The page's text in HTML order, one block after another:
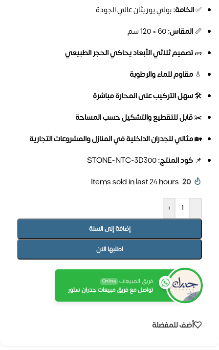
✅الخامة:بولي يوريثان عالي الجودة
📏المقاس:
🧱تصميم ثلاثي الأبعاد يحاكي الحجر الطبيعي
💧 مقاوم للماء والرطوبة
🛠️سهل التركيب على المحارة مباشرة
✂️قابل للتقطيع والتشكيل حسب المساحة
🏡مثالي للجدران الداخلية في المنازل والمشروعات التجارية
📌 كود المنتج:
20
Items sold in last 24 hours
-
+
إضافة إلى السلة
اطلبها الان
فريق المبيعات Online
تواصل مع فريق مبيعات جدران ستور
أضف للمفضلة